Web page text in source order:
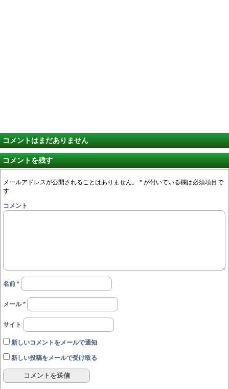
コメントはまだありません
コメントを残す
メールアドレスが公開されることはありません。 * が付いている欄は必須項目で
す
コメント
名前 *
メール*
サイト
新しいコメントをメールで通知
新しい投稿をメールで受け取る